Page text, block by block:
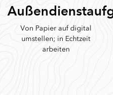
Von Papier auf digital
umstellen; in Echtzeit
arbeiten